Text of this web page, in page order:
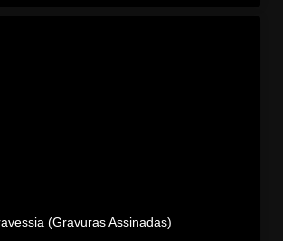
(Gravuras Assinadas)